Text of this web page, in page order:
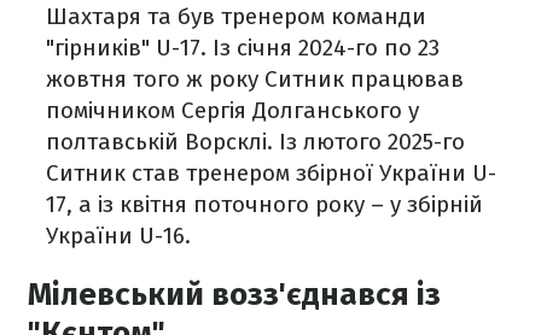
Шахтаря та був тренером команди
"гірників" U-17. Із січня 2024-го по 23
жовтня того ж року Ситник працював
помічником Сергія Долганського у
полтавській Ворсклі. Із лютого 2025-го
Ситник став тренером збірної України U-
17, а із квітня поточного року – у збірній
України U-16.
Мілевський возз'єднався із